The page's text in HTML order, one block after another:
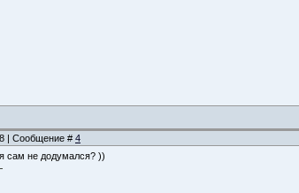
| Сообщение # 4
сам не додумался? ))